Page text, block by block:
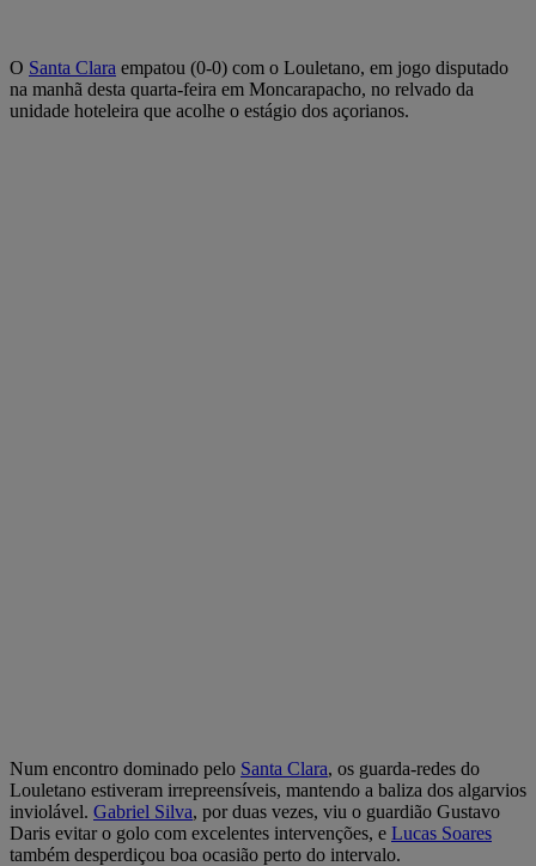
O Santa Clara empatou (0-0) com o Louletano, em jogo disputado
na manhã desta quarta-feira em Moncarapacho, no relvado da
unidade hoteleira que acolhe o estágio dos açorianos.
Num encontro dominado pelo Santa Clara, os guarda-redes do
Louletano estiveram irrepreensíveis, mantendo a baliza dos algarvios
inviolável. Gabriel Silva, por duas vezes, viu o guardião Gustavo
Daris evitar o golo com excelentes intervenções, e Lucas Soares
também desperdiçou boa ocasião perto do intervalo.